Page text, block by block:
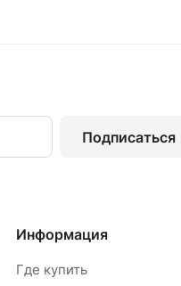
Подписаться
Информация
Где купить